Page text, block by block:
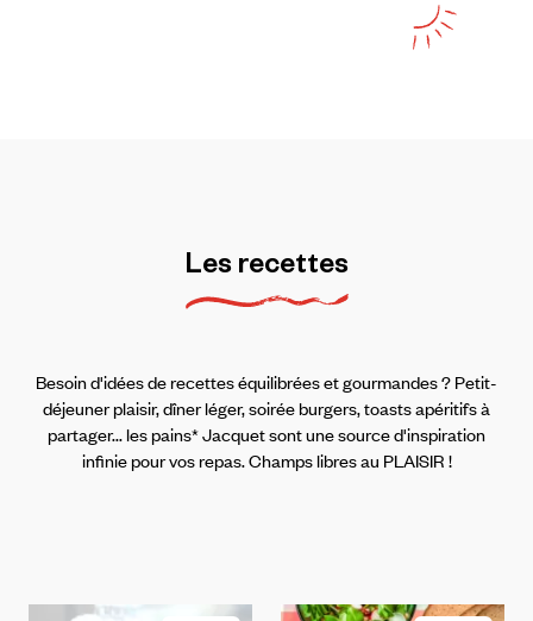
Les recettes
Besoin d'idées de recettes équilibrées et gourmandes ? Petit-
déjeuner plaisir, dîner léger, soirée burgers, toasts apéritifs à
partager... les pains* Jacquet sont une source d'inspiration
infinie pour vos repas. Champs libres au PLAISIR !